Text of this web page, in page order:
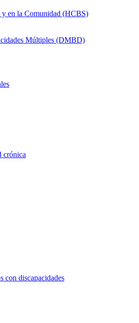
en la Comunidad (HCBS)
Múltiples (DMBD)
crónica
con discapacidades